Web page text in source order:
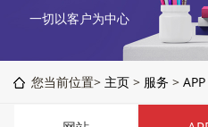
一切以客户为中心
您当前位置> 主页 > 服务 > APP